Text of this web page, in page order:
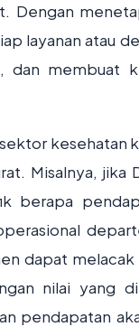
Dengan
layanan atau
dan membuat
kesehatan
Misalnya,
berapa
dapat
nilai yang
pendapatan